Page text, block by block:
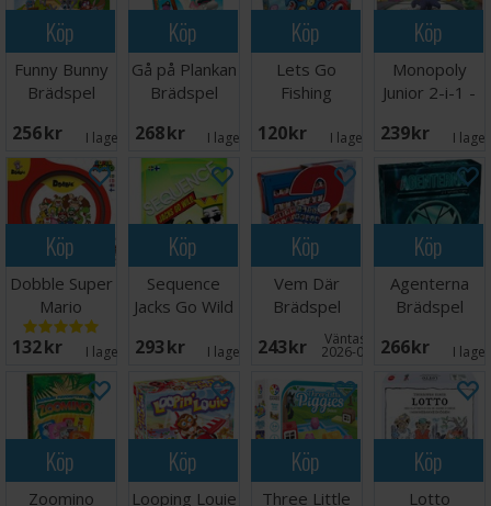
Köp
Funny Bunny
Brädspel
256 SEK I lager: 9
Köp
Gå på Plankan
Brädspel
268 SEK I lager:
Köp
Lets Go
Fishing
120 SEK I lager: 1
Köp
Monopoly
Junior 2-i-1 -
239 SEK I
Köp
Dobble Super
Mario
Brädspel
132 SEK I lager: 6
Köp
Sequence
Jacks Go Wild
293 SEK I lager: 1
Köp
Vem Där
Brädspel
243 SEK Väntas in:
2026-08-15
Köp
Agenterna
Brädspel
266 SEK I
Köp
Zoomino
Köp
Looping Louie
Köp
Three Little
Köp
Lotto